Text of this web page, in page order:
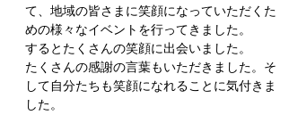
て、地域の皆さまに笑顔になっていただくた
めの様々なイベントを行ってきました。
するとたくさんの笑顔に出会いました。
たくさんの感謝の言葉もいただきました。そ
して自分たちも笑顔になれることに気付きま
した。